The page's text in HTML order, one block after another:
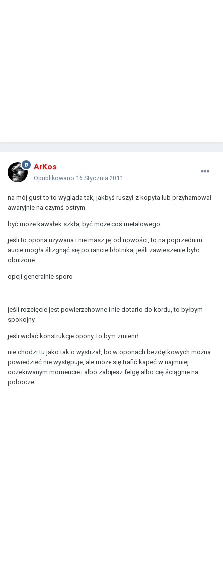
ArKos
Opublikowano 16 Stycznia 2011
na mój gust to to wygląda tak, jakbyś ruszył z kopyta lub przyhamował
awaryjnie na czymś ostrym
być może kawałek szkła, być może coś metalowego
jeśli to opona używana i nie masz jej od nowości, to na poprzednim
aucie mogła ślizgnąć się po rancie błotnika, jeśli zawieszenie było
obniżone
opcji generalnie sporo
jeśli rozcięcie jest powierzchowne i nie dotarło do kordu, to byłbym
spokojny
jeśli widać konstrukcje opony, to bym zmienił
nie chodzi tu jako tak o wystrzał, bo w oponach bezdętkowych można
powiedzieć nie występuje, ale może się trafić kapeć w najmniej
oczekiwanym momencie i albo zabijesz felgę albo cię ściągnie na
pobocze